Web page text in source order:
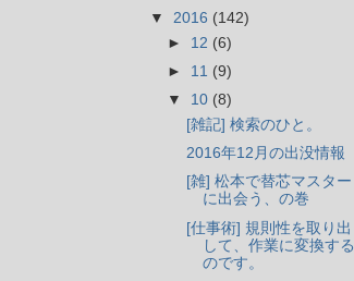
▼ 2016 (142)
► 12 (6)
► 11 (9)
▼ 10 (8)
[雑記] 検索のひと。
2016年12月の出没情報
[雑] 松本で替芯マスター
に出会う、の巻
[仕事術] 規則性を取り出
して、作業に変換する
のです。